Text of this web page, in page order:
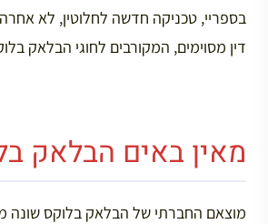
בספריי, טכניקה חדשה לחלוטין, לא
דין מסוימים, המקורבים לחוגי הבלאק
מאין באים הבלאק
מוצאם החברתי של הבלאק בלוקס שונה